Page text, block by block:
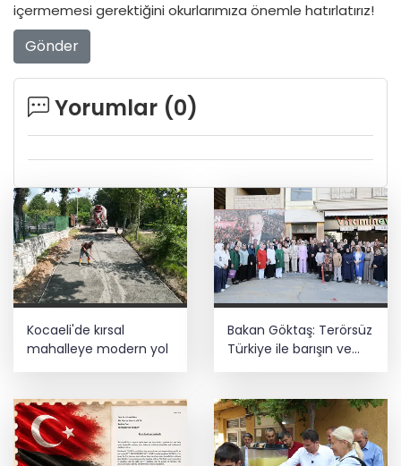
içermemesi gerektiğini okurlarımıza önemle hatırlatırız!
Gönder
Yorumlar (0)
Kocaeli'de kırsal
mahalleye modern yol
Bakan Göktaş: Terörsüz
Türkiye ile barışın ve
istikrarın güçlendiği